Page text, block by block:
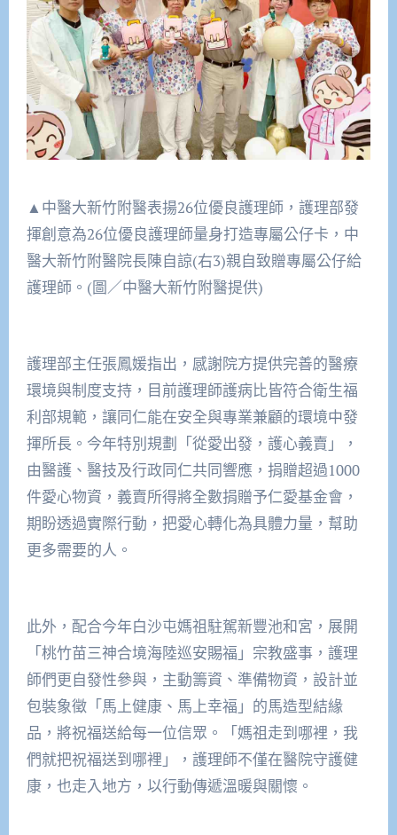
▲中醫大新竹附醫表揚26位優良護理師，護理部發
揮創意為26位優良護理師量身打造專屬公仔卡，中
醫大新竹附醫院長陳自諒(右3)親自致贈專屬公仔給
護理師。(圖／中醫大新竹附醫提供)
護理部主任張鳳媛指出，感謝院方提供完善的醫療
環境與制度支持，目前護理師護病比皆符合衛生福
利部規範，讓同仁能在安全與專業兼顧的環境中發
揮所長。今年特別規劃「從愛出發，護心義賣」，
由醫護、醫技及行政同仁共同響應，捐贈超過1000
件愛心物資，義賣所得將全數捐贈予仁愛基金會，
期盼透過實際行動，把愛心轉化為具體力量，幫助
更多需要的人。
此外，配合今年白沙屯媽祖駐駕新豐池和宮，展開
「桃竹苗三神合境海陸巡安賜福」宗教盛事，護理
師們更自發性參與，主動籌資、準備物資，設計並
包裝象徵「馬上健康、馬上幸福」的馬造型結緣
品，將祝福送給每一位信眾。「媽祖走到哪裡，我
們就把祝福送到哪裡」，護理師不僅在醫院守護健
康，也走入地方，以行動傳遞溫暖與關懷。